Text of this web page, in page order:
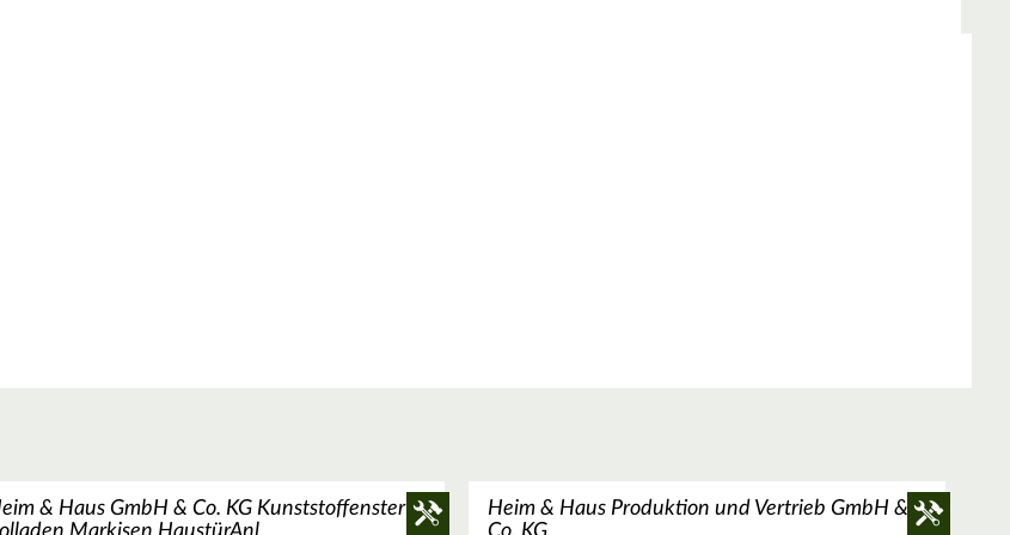
& Haus GmbH & Co. KG Kunststoffenster
Heim & Haus Produktion und Vertrieb GmbH &